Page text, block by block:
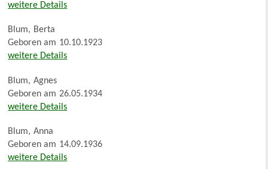
weitere Details
Blum, Berta
Geboren am 10.10.1923
weitere Details
Blum, Agnes
Geboren am 26.05.1934
weitere Details
Blum, Anna
Geboren am 14.09.1936
weitere Details